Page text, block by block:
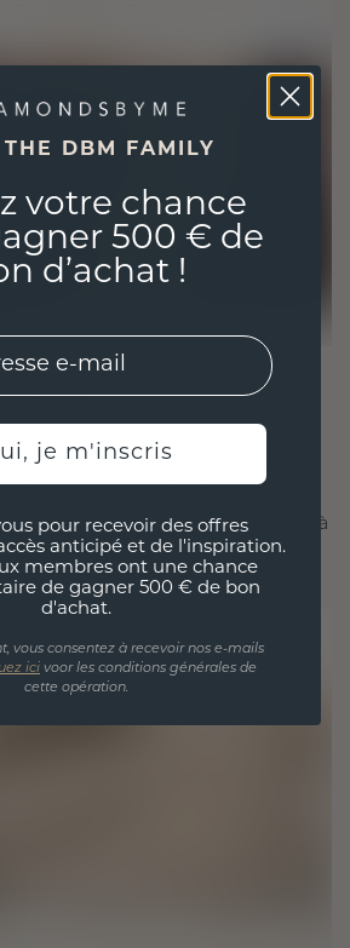
matière de design est de
pièce étant conçue pour
du temps. Elle devient votre
de moments chéris, destinée à
pour toujours.
DBM FAMILY
votre chance
500 € de
d’achat !
je m'inscris
pour recevoir des offres
anticipé et de l'inspiration.
membres ont une chance
de gagner 500 € de bon
d'achat.
vous consentez à recevoir nos e-mails
ici voor les conditions générales de
cette opération.